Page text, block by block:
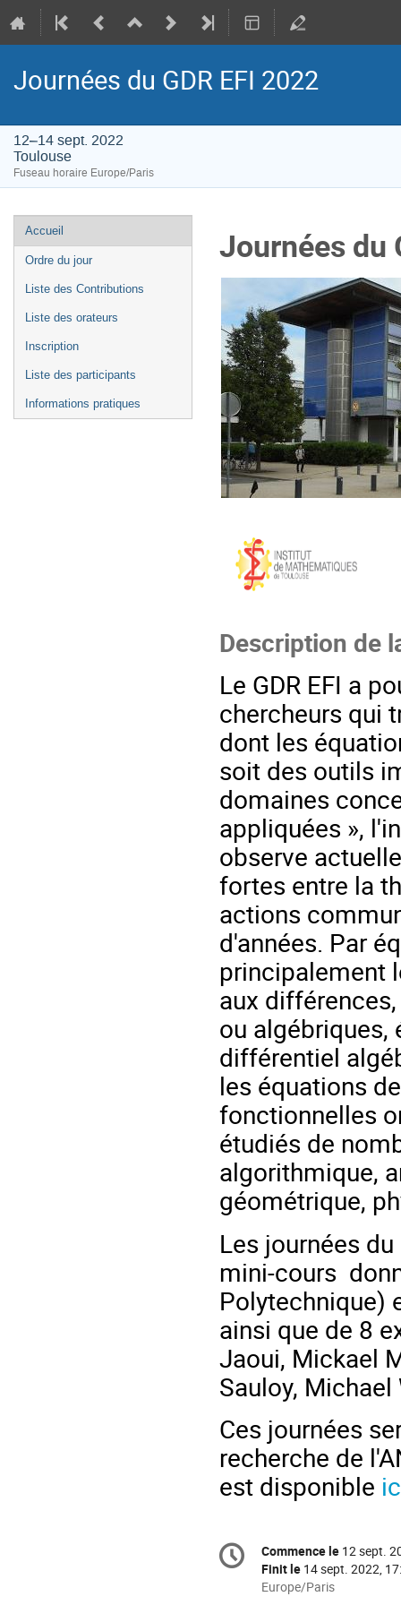
Journées du GDR EFI 2022
12–14 sept. 2022
Toulouse
Fuseau horaire Europe/Paris
Menu
de
l'événement
Accueil
Ordre du jour
Liste des Contributions
Liste des orateurs
Inscription
Liste des participants
Informations pratiques
Journées du
Description de
Le GDR EFI a
chercheurs qui
dont les
soit des outils
domaines
appliquées »,
observe
fortes entre la
actions
d'années. Par
principalement
aux
ou algébriques,
différentiel
les équations
fonctionnelles
étudiés de
algorithmique,
géométrique,
Les journées
mini-cours
Polytechnique)
ainsi que de 8
Jaoui, Mickael
Sauloy,
Ces journées
recherche de
est disponible
Information
de
Date/Heure
Commence le 12 sept.
Finit le 14 sept. 2022,
Toutes
Europe/Paris